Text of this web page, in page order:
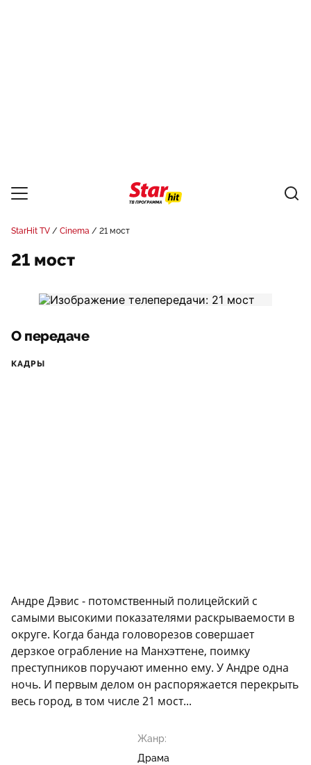
StarHit TV Cinema 21 мост
21 мост
О передаче
КАДРЫ
Андре Дэвис - потомственный полицейский с
самыми высокими показателями раскрываемости в
округе. Когда банда головорезов совершает
дерзкое ограбление на Манхэттене, поимку
преступников поручают именно ему. У Андре одна
ночь. И первым делом он распоряжается перекрыть
весь город, в том числе 21 мост...
Жанр:
Драма